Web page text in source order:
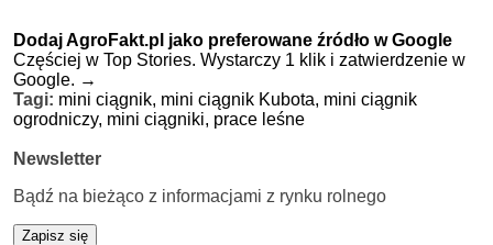
Dodaj AgroFakt.pl jako preferowane źródło w Google
Częściej w Top Stories. Wystarczy 1 klik i zatwierdzenie w
Google. →
Tagi: mini ciągnik, mini ciągnik Kubota, mini ciągnik
ogrodniczy, mini ciągniki, prace leśne
Newsletter
Bądź na bieżąco z informacjami z rynku rolnego
Zapisz się